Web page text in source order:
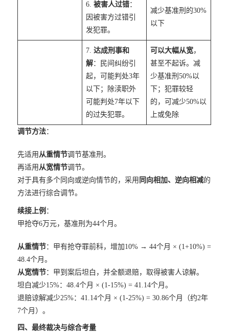
6.被害人过错：
因被害方过错引
发犯罪。
减少基准刑的30%
以下
7.达成刑事和
解：民间纠纷引
起，可能判处3年
以下；除渎职外
可能判处7年以下
的过失犯罪。
可以大幅从宽，
甚至不起诉。减
少基准刑50%以
下；犯罪较轻
的，可减少50%以
上或免除
调节方法：
先适用 从重情节调节基准刑。
再适用 从宽情节调节。
对于具有多个同向或逆向情节的，采用 同向相加、逆向相减的
方法进行综合调节。
续接上例 ：
甲抢夺6万元，基准刑为44个月。
从重情节：甲有抢夺罪前科，增加10% → 44个月 × (1+10%) =
48.4个月。
从宽情节：甲到案后坦白，并全额退赔，取得被害人谅解。
坦白减少15%：48.4个月 × (1-15%) = 41.14个月。
退赔谅解减少25%：41.14个月 × (1-25%) = 30.86个月（约2年
7个月）。
四、最终裁决与综合考量